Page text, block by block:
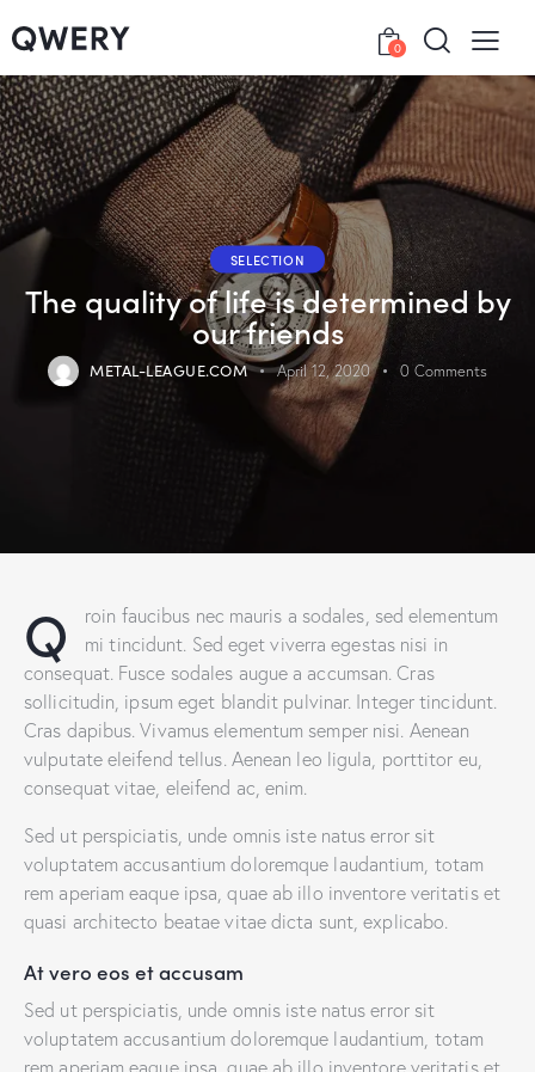
0
SELECTION
The quality of life is determined by
our friends
METAL-LEAGUE.COM April 12, 2020 0 Comments
Q
roin faucibus nec mauris a sodales, sed elementum
mi tincidunt. Sed eget viverra egestas nisi in
consequat. Fusce sodales augue a accumsan. Cras
sollicitudin, ipsum eget blandit pulvinar. Integer tincidunt.
Cras dapibus. Vivamus elementum semper nisi. Aenean
vulputate eleifend tellus. Aenean leo ligula, porttitor eu,
consequat vitae, eleifend ac, enim.
Sed ut perspiciatis, unde omnis iste natus error sit
voluptatem accusantium doloremque laudantium, totam
rem aperiam eaque ipsa, quae ab illo inventore veritatis et
quasi architecto beatae vitae dicta sunt, explicabo.
At vero eos et accusam
Sed ut perspiciatis, unde omnis iste natus error sit
voluptatem accusantium doloremque laudantium, totam
rem aperiam eaque ipsa, quae ab illo inventore veritatis et